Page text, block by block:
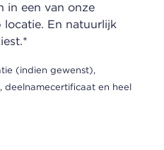
in een van onze
En natuurlijk
(indien gewenst),
deelnamecertificaat en heel